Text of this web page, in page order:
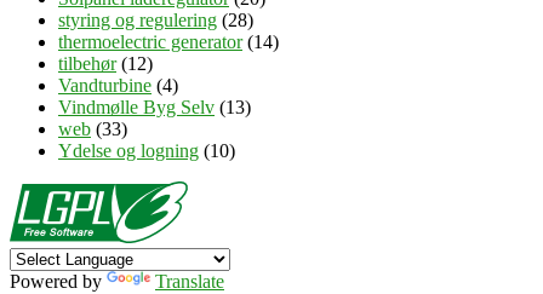
styring og regulering (28)
thermoelectric generator(14)
tilbehør(12)
Vandturbine (4)
Vindmølle Byg Selv (13)
web (33)
Ydelse og logning (10)
Powered by Translate